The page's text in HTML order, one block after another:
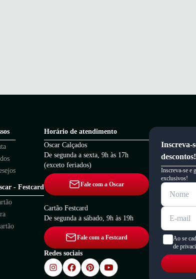
- Festcard
Horário de atendimento
Oscar Calçados
De segunda a sexta, 9h às 17h
(exceto feriados)
Fale com a Oscar
Cartão Festcard
De segunda a sábado, 9h às 19h
Fale com a Festcard
Redes sociais
Inscreva-
descontos!
Inscreva-se e
exclusivos!
Ao se
de